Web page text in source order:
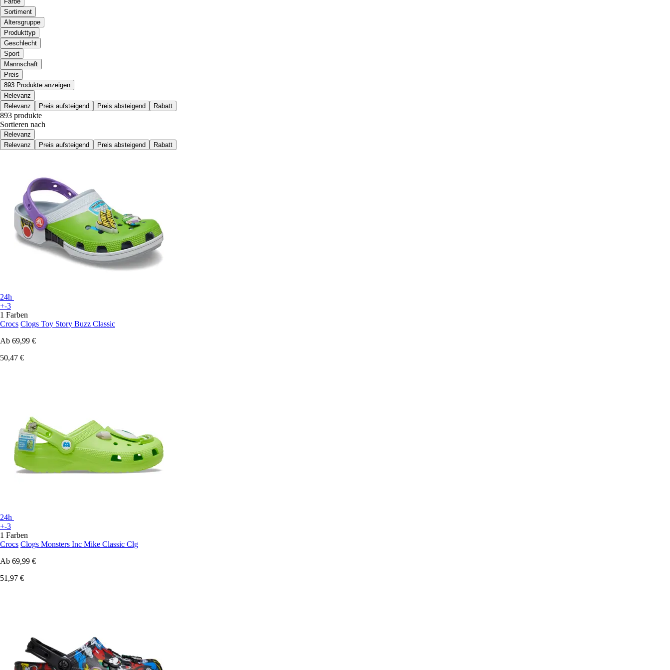
Sortiment
Altersgruppe
Produkttyp
Geschlecht
Sport
Mannschaft
Preis
893 Produkte anzeigen
Relevanz
Relevanz
Preis aufsteigend Preis absteigend Rabatt
893 produkte
Sortieren nach
Relevanz
Relevanz
Preis aufsteigend Preis absteigend Rabatt
24h
+-3
1 Farben
Crocs Clogs Toy Story Buzz Classic
Ab 69,99 €
50,47 €
24h
+-3
1 Farben
Crocs Clogs Monsters Inc Mike Classic Clg
Ab 69,99 €
51,97 €